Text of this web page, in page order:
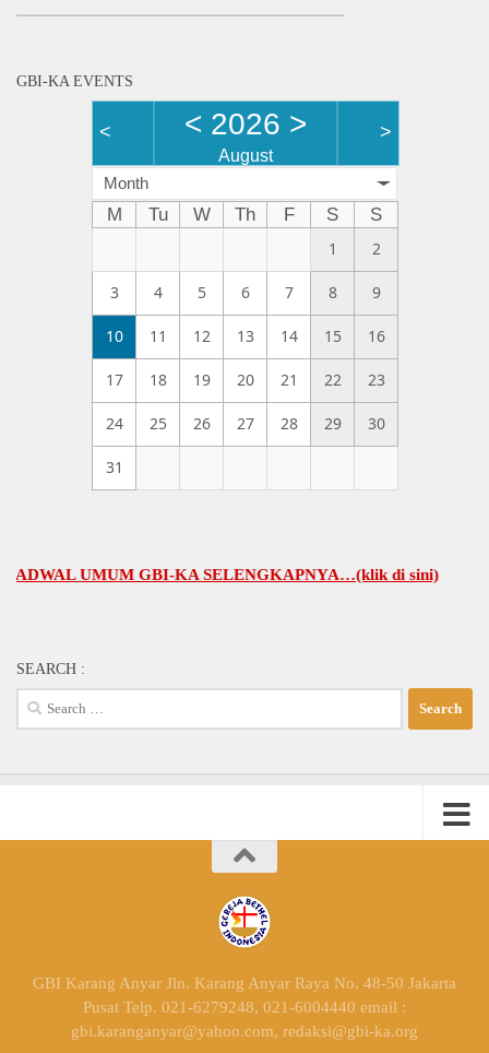
GBI-KA EVENTS
< < 2026 >
August
>
Month
M Tu W Th F S
S
1
2
3 4 5 6 7 8 9
10 11 12 13 14 15 16
17 18 19 20 21 22 23
24 25 26 27 28 29 30
31
UMUM GBI-KA SELENGKAPNYA…(klik di sini)
SEARCH :
Search
for:
GBI Karang Anyar Jln. Karang Anyar Raya No. 48-50 Jakarta
Pusat Telp. 021-6279248, 021-6004440 email :
gbi.karanganyar@yahoo.com, redaksi@gbi-ka.org